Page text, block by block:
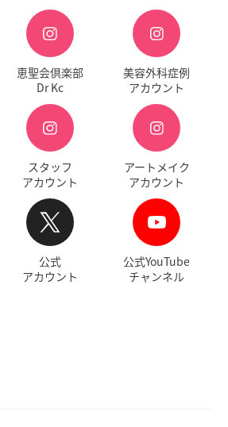
恵聖会倶楽部
Dr Kc
美容外科症例
アカウント
スタッフ
アカウント
アートメイク
アカウント
公式
アカウント
公式YouTube
チャンネル